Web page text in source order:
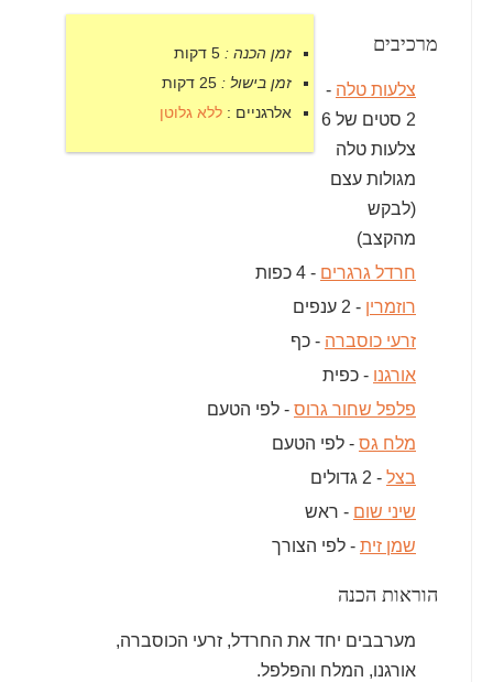
זמן הכנה : 5 דקות
זמן בישול : 25 דקות
אלרגניים : ללא גלוטן
מרכיבים
צלעות טלה -
2 סטים של 6
צלעות טלה
מגולות עצם
(לבקש
מהקצב)
חרדל גרגרים - 4 כפות
רוזמרין - 2 ענפים
זרעי כוסברה - כף
אורגנו - כפית
פלפל שחור גרוס - לפי הטעם
מלח גס - לפי הטעם
בצל - 2 גדולים
שיני שום - ראש
שמן זית - לפי הצורך
הוראות הכנה
מערבבים יחד את החרדל, זרעי הכוסברה,
אורגנו, המלח והפלפל.